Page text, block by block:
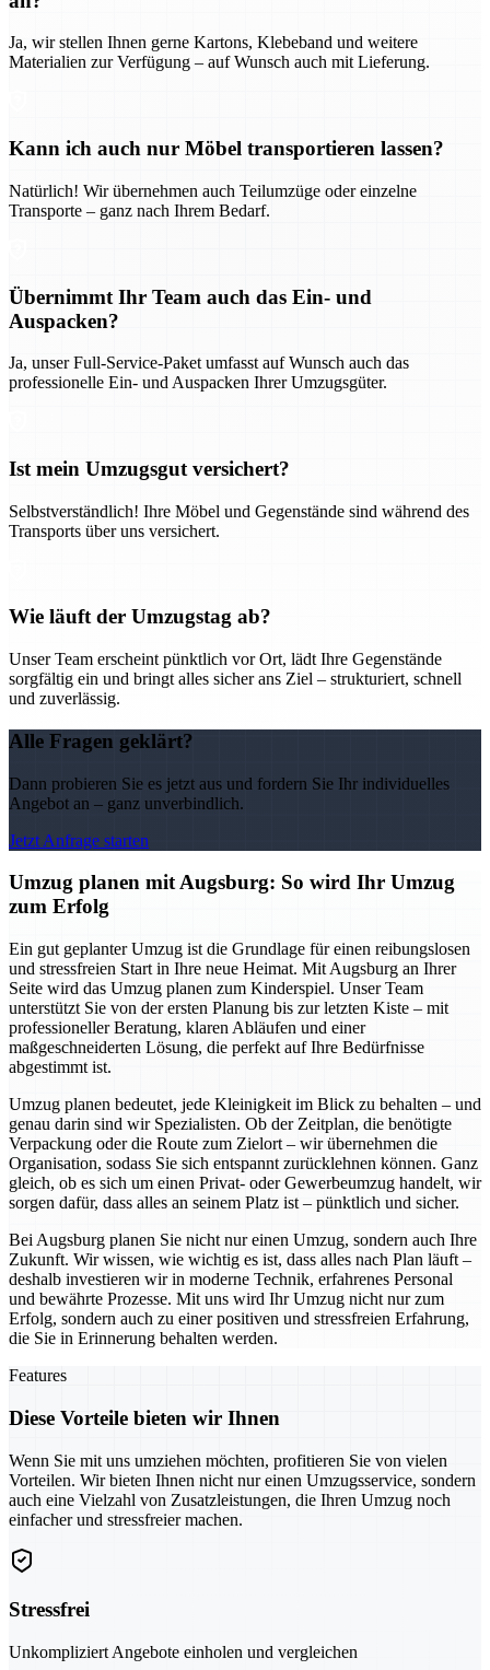
Ja, wir stellen Ihnen gerne Kartons, Klebeband und weitere
Materialien zur Verfügung – auf Wunsch auch mit Lieferung.
Kann ich auch nur Möbel transportieren lassen?
Natürlich! Wir übernehmen auch Teilumzüge oder einzelne
Transporte – ganz nach Ihrem Bedarf.
Übernimmt Ihr Team auch das Ein- und
Auspacken?
Ja, unser Full-Service-Paket umfasst auf Wunsch auch das
professionelle Ein- und Auspacken Ihrer Umzugsgüter.
Ist mein Umzugsgut versichert?
Selbstverständlich! Ihre Möbel und Gegenstände sind während des
Transports über uns versichert.
Wie läuft der Umzugstag ab?
Unser Team erscheint pünktlich vor Ort, lädt Ihre Gegenstände
sorgfältig ein und bringt alles sicher ans Ziel – strukturiert, schnell
und zuverlässig.
Alle Fragen geklärt?
Dann probieren Sie es jetzt aus und fordern Sie Ihr individuelles
Angebot an – ganz unverbindlich.
Jetzt Anfrage starten
Umzug planen mit Augsburg: So wird Ihr Umzug
zum Erfolg
Ein gut geplanter Umzug ist die Grundlage für einen reibungslosen
und stressfreien Start in Ihre neue Heimat. Mit Augsburg an Ihrer
Seite wird das Umzug planen zum Kinderspiel. Unser Team
unterstützt Sie von der ersten Planung bis zur letzten Kiste – mit
professioneller Beratung, klaren Abläufen und einer
maßgeschneiderten Lösung, die perfekt auf Ihre Bedürfnisse
abgestimmt ist.
Umzug planen bedeutet, jede Kleinigkeit im Blick zu behalten – und
genau darin sind wir Spezialisten. Ob der Zeitplan, die benötigte
Verpackung oder die Route zum Zielort – wir übernehmen die
Organisation, sodass Sie sich entspannt zurücklehnen können. Ganz
gleich, ob es sich um einen Privat- oder Gewerbeumzug handelt, wir
sorgen dafür, dass alles an seinem Platz ist – pünktlich und sicher.
Bei Augsburg planen Sie nicht nur einen Umzug, sondern auch Ihre
Zukunft. Wir wissen, wie wichtig es ist, dass alles nach Plan läuft –
deshalb investieren wir in moderne Technik, erfahrenes Personal
und bewährte Prozesse. Mit uns wird Ihr Umzug nicht nur zum
Erfolg, sondern auch zu einer positiven und stressfreien Erfahrung,
die Sie in Erinnerung behalten werden.
Features
Diese Vorteile bieten wir Ihnen
Wenn Sie mit uns umziehen möchten, profitieren Sie von vielen
Vorteilen. Wir bieten Ihnen nicht nur einen Umzugsservice, sondern
auch eine Vielzahl von Zusatzleistungen, die Ihren Umzug noch
einfacher und stressfreier machen.
Stressfrei
Unkompliziert Angebote einholen und vergleichen